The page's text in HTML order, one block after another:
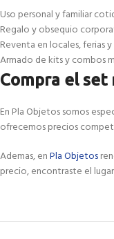
Uso personal y familiar
Regalo y obsequio
Reventa en locales, ferias
Armado de kits y combos
Compra el set
En Pla Objetos somos
ofrecemos precios
Ademas, enPla Objetos
precio, encontraste el